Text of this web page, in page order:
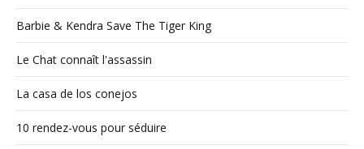
Barbie & Kendra Save The Tiger King
Le Chat connaît l'assassin
La casa de los conejos
10 rendez-vous pour séduire